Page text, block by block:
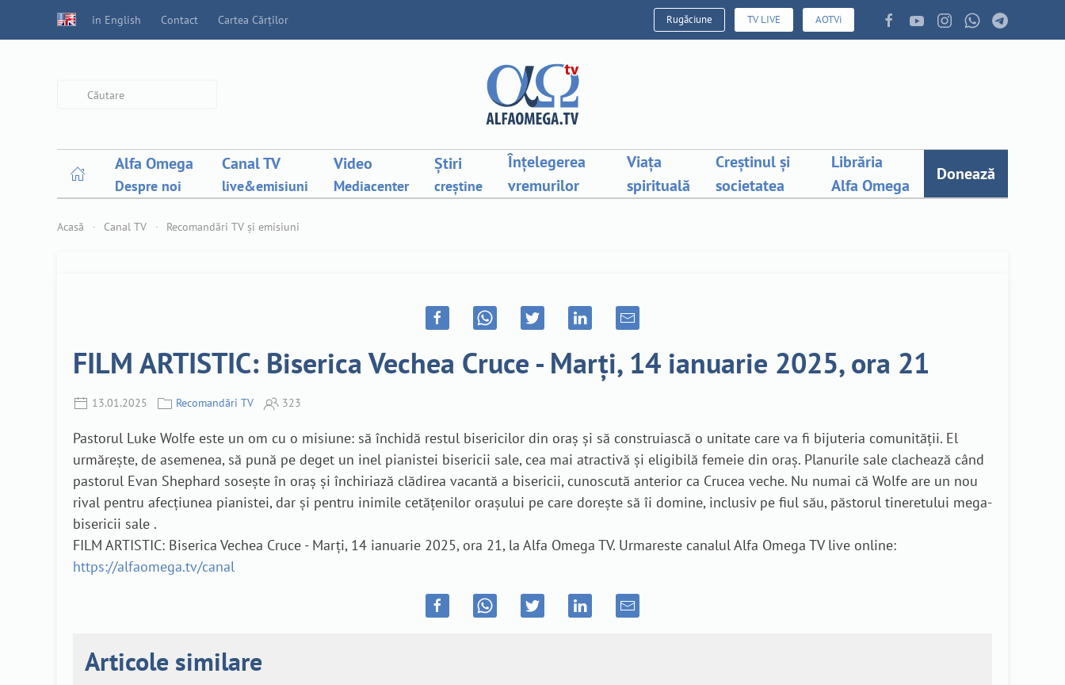
in English Contact Cartea Cărților Rugăciune TV LIVE AOTVi
Alfa Omega
Despre noi
Canal TV
live&emisiuni
Video
Mediacenter
Știri
creștine
Înțelegerea
vremurilor
Viața
spirituală
Creștinul și
societatea
Librăria
Alfa Omega
Donează
Acasă Canal TV Recomandări TV și emisiuni
FILM ARTISTIC: Biserica Vechea Cruce - Marți, 14 ianuarie 2025, ora 21
13.01.2025 Recomandări TV 323
Pastorul Luke Wolfe este un om cu o misiune: să închidă restul bisericilor din oraș și să construiască o unitate care va fi bijuteria comunității. El
urmărește, de asemenea, să pună pe deget un inel pianistei bisericii sale, cea mai atractivă și eligibilă femeie din oraș. Planurile sale clachează când
pastorul Evan Shephard sosește în oraș și închiriază clădirea vacantă a bisericii, cunoscută anterior ca Crucea veche. Nu numai că Wolfe are un nou
rival pentru afecțiunea pianistei, dar și pentru inimile cetățenilor orașului pe care dorește să îi domine, inclusiv pe fiul său, păstorul tineretului mega-
bisericii sale .
FILM ARTISTIC: Biserica Vechea Cruce - Marți, 14 ianuarie 2025, ora 21, la Alfa Omega TV. Urmareste canalul Alfa Omega TV live online:
https://alfaomega.tv/canal
Articole similare